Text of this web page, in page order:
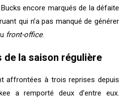
encore marqués de la défaite
qui n’a pas manqué de générer
front-office.
la saison régulière
affrontées à trois reprises depuis
a remporté deux d’entre eux.